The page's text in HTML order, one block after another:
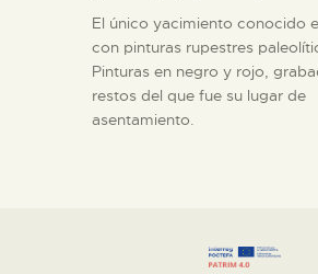
El único yacimiento conocido
con pinturas rupestres
Pinturas en negro y rojo,
restos del que fue su lugar de
asentamiento.